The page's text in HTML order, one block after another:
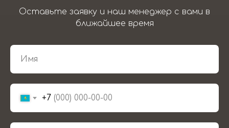
Оставьте заявку и наш менеджер с вами в
ближайшее время
+7